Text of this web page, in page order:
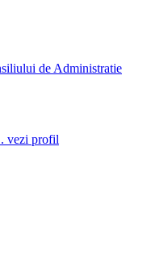
de Administratie
vezi profil